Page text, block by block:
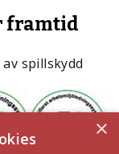
framtid
spillskydd
×